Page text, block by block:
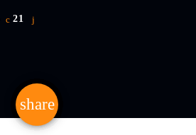
21
share
email